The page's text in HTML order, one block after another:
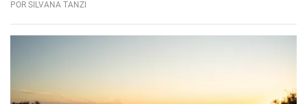
POR SILVANA TANZI